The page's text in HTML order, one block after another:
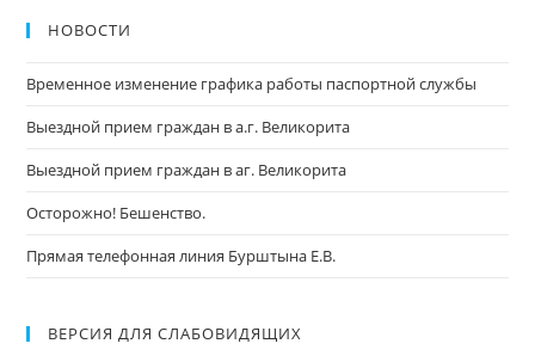
НОВОСТИ
Временное изменение графика работы паспортной службы
Выездной прием граждан в а.г. Великорита
Выездной прием граждан в аг. Великорита
Осторожно! Бешенство.
Прямая телефонная линия Бурштына Е.В.
ВЕРСИЯ ДЛЯ СЛАБОВИДЯЩИХ